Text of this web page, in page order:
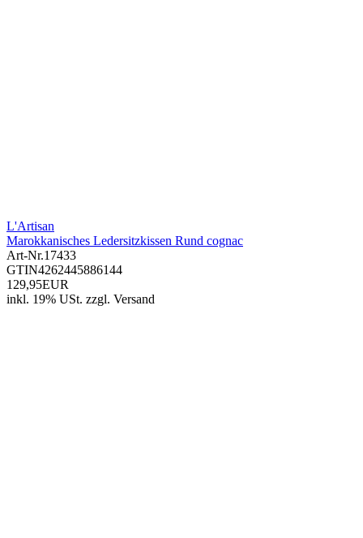
L'Artisan
Marokkanisches Ledersitzkissen Rund cognac
Art-Nr.17433
GTIN4262445886144
129,95EUR
inkl. 19% USt. zzgl. Versand